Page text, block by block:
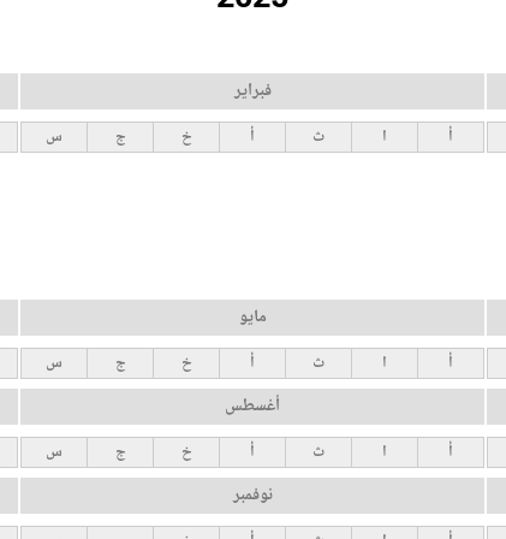
فبراير
أ ا ث أ خ ج س
مايو
أ ا ث أ خ ج س
أغسطس
أ ا ث أ خ ج س
نوفمبر